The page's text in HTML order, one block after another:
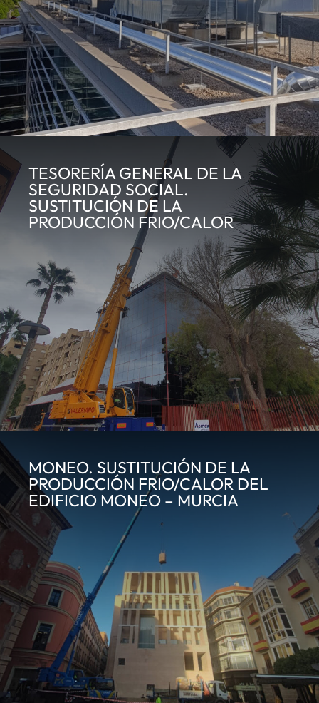
TESORERÍA GENERAL DE LA
SEGURIDAD SOCIAL.
SUSTITUCIÓN DE LA
PRODUCCIÓN FRIO/CALOR
MONEO. SUSTITUCIÓN DE LA
PRODUCCIÓN FRIO/CALOR DEL
EDIFICIO MONEO – MURCIA